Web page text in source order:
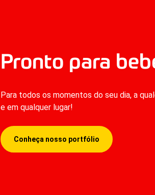
Pronto para
Para todos os momentos do seu dia, a
e em qualquer lugar!
Conheça nosso portfólio